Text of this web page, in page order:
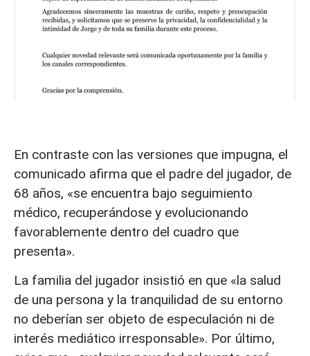
En contraste con las versiones que impugna, el
comunicado afirma que el padre del jugador, de
68 años, «se encuentra bajo seguimiento
médico, recuperándose y evolucionando
favorablemente dentro del cuadro que
presenta».
La familia del jugador insistió en que «la salud
de una persona y la tranquilidad de su entorno
no deberían ser objeto de especulación ni de
interés mediático irresponsable». Por último,